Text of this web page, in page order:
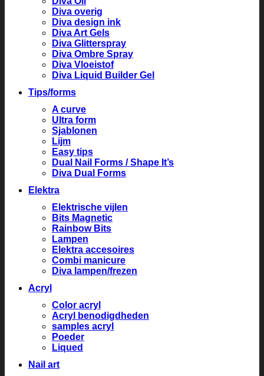
Diva overig
Diva design ink
Diva Art Gels
Diva Glitterspray
Diva Ombre Spray
Diva Vloeistof
Diva Liquid Builder Gel
Tips/forms
A curve
Ultra form
Sjablonen
Lijm
Easy tips
Dual Nail Forms / Shape It’s
Diva Dual Forms
Elektra
Elektrische vijlen
Bits Magnetic
Rainbow Bits
Lampen
Elektra accesoires
Combi manicure
Diva lampen/frezen
Acryl
Color acryl
Acryl benodigdheden
samples acryl
Poeder
Liqued
Nail art